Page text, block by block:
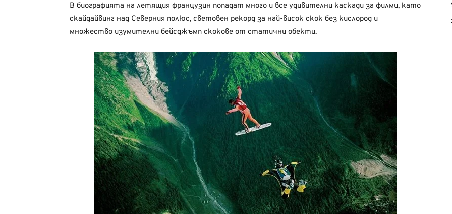
В биографията на летящия французин попадат много и все удивителни каскади за филми, като
скайдайвинг над Северния полюс, световен рекорд за най-висок скок без кислород и
множество изумителни бейсджъмп скокове от статични обекти.